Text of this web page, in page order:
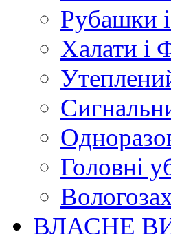
Рубашки
Халати і
Головні
ВЛАСНЕ